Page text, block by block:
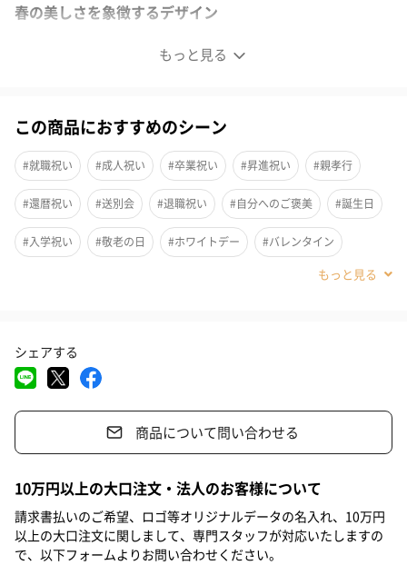
もっと見る
春の美しさを象徴するデザイン
ピンクの胡蝶蘭と桜を組み合わせたこのコサージュは、春の訪れ
ジュ、ヘッドドレス、バッグチャームとしての活用で、どんな場
面でも注目の的に。
この商品におすすめのシーン
#就職祝い #成人祝い #卒業祝い #昇進祝い #親孝行
#還暦祝い #送別会 #退職祝い #自分へのご褒美 #誕生日
#入学祝い #敬老の日 #ホワイトデー #バレンタイン
#男子大学生
#息子 #姉
#同僚男性
#夫 #女性 #男性 #男友達
#50代 #60代 #80代 #90代
シェアする
商品について問い合わせる
10万円以上の大口注文・法人のお客様について
請求書払いのご希望、ロゴ等オリジナルデータの名入れ、10万円
以上の大口注文に関しまして、専門スタッフが対応いたしますの
で、以下フォームよりお問い合わせください。